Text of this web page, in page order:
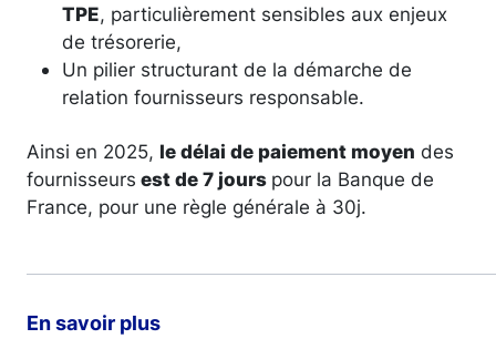
TPE, particulièrement sensibles aux enjeux
de trésorerie,
Un pilier structurant de la démarche de
relation fournisseurs responsable.
Ainsi en 2025, le délai de paiement moyen des
fournisseurs est de 7 jours pour la Banque de
France, pour une règle générale à 30j.
En savoir plus